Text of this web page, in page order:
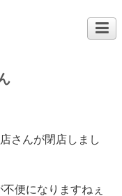
さんが閉店しまし
便になりますねぇ